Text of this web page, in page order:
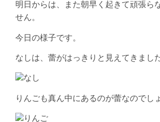
明日からは、また朝早く起きて頑張ら
せん。
今日の様子です。
なしは、蕾がはっきりと見えてきまし
りんごも真ん中にあるのが蕾なのでし